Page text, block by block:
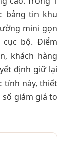
bảng tin khu
mini gọn
bộ. Điểm
khách hàng
định giữ lại
tính này, thiết
giảm giá to